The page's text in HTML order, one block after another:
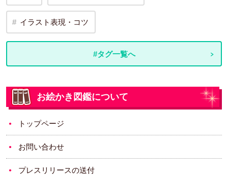
イラスト表現・コツ
#タグ一覧へ
お絵かき図鑑について
トップページ
お問い合わせ
プレスリリースの送付